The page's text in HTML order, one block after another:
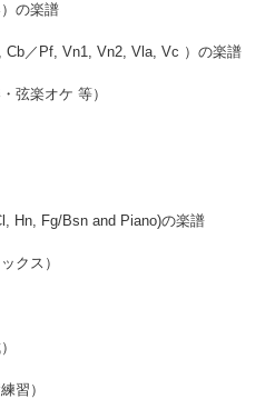
の楽譜
Cb／Pf, Vn1, Vn2, Vla, Vc ）の楽譜
弦楽オケ 等）
Hn, Fg/Bsn and Piano)の楽譜
クス）
習）